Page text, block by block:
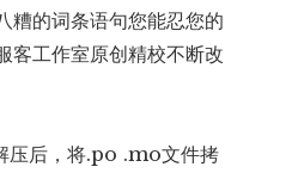
糟的词条语句您能忍您的
客工作室原创精校不断改
压后，将.po .mo文件拷